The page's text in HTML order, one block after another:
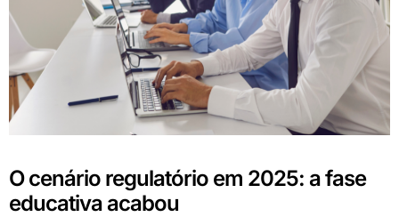
O cenário regulatório em 2025: a fase
educativa acabou